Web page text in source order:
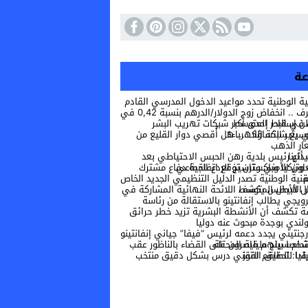
الوطنية تحدد مواعيد الدخول المدرسي القادم
شبكات تهريب البشر والمخدرات في البحر المتوسط
هل أُقصي دوار القليع من مشاريع توسيع شبكة الكهرباء؟
الذهب
بعد حريق غرب أثينا
توقع اتفاقية دفاع مشترك لتعزيز التعاون الأمني وترسيخ الردع الجماعي
النهائية المشاركة في ألعاب البحر الأبيض المتوسط
بوجدة مبحوث عنه دوليا
يجدد دعمه لرئيس “فيفا” جياني إنفانتينو
على القضاء بالناظور عقب محاولة اقتحام سياج مليلية المحتلة
بشكل دقيق منتخب جنوب إفريقيا لتحقيق الفوز